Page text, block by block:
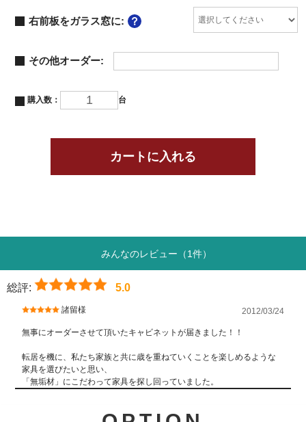
右前板をガラス窓に:
その他オーダー:
購入数： 台
みんなのレビュー（1件）
総評: 5.0
諸留様 2012/03/24
無事にオーダーさせて頂いたキャビネットが届きました！！
転居を機に、私たち家族と共に歳を重ねていくことを楽しめるような
家具を選びたいと思い、
「無垢材」にこだわって家具を探し回っていました。